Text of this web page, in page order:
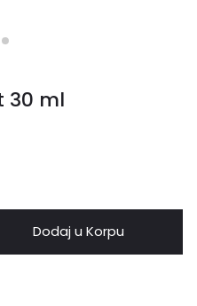
30 ml
Dodaj u Korpu